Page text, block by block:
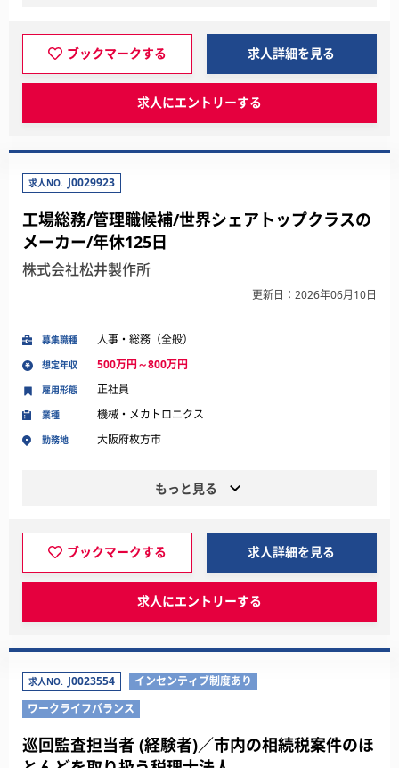
ブックマークする 求人詳細を見る
求人にエントリーする
求人NO. J0029923
工場総務/管理職候補/世界シェアトップクラスの
メーカー/年休125日
株式会社松井製作所
更新日：2026年06月10日
募集職種 人事・総務（全般）
想定年収 500万円～800万円
業種 機械・メカトロニクス
勤務地 大阪府枚方市
雇用形態 正社員
もっと見る
ブックマークする 求人詳細を見る
求人にエントリーする
求人NO. J0023554
インセンティブ制度あり
ワークライフバランス
巡回監査担当者 (経験者)／市内の相続税案件のほ